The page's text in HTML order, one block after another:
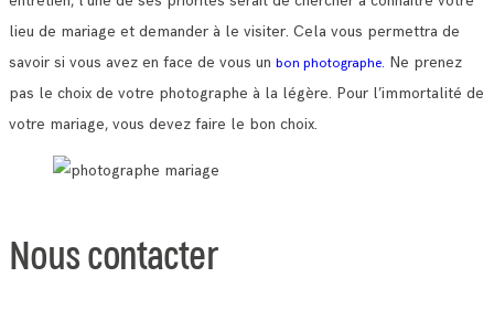
lieu de mariage et demander à le visiter. Cela vous permettra de
savoir si vous avez en face de vous un bon photographe. Ne prenez
pas le choix de votre photographe à la légère. Pour l’immortalité de
votre mariage, vous devez faire le bon choix.
Nous contacter